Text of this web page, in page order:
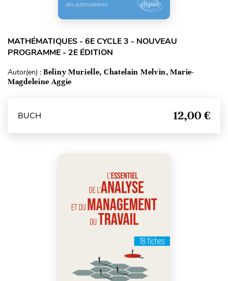
MATHÉMATIQUES - 6E CYCLE 3 - NOUVEAU
PROGRAMME - 2E ÉDITION
Autor(en) : Beliny Murielle, Chatelain Melvin, Marie-
Magdeleine Aggie
BUCH 12,00 €